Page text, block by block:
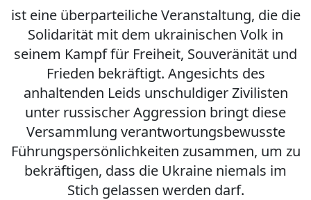
ist eine überparteiliche Veranstaltung, die die
Solidarität mit dem ukrainischen Volk in
seinem Kampf für Freiheit, Souveränität und
Frieden bekräftigt. Angesichts des
anhaltenden Leids unschuldiger Zivilisten
unter russischer Aggression bringt diese
Versammlung verantwortungsbewusste
Führungspersönlichkeiten zusammen, um zu
bekräftigen, dass die Ukraine niemals im
Stich gelassen werden darf.